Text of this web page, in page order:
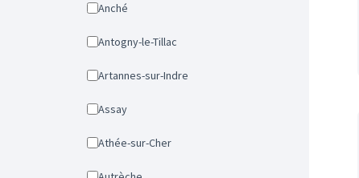
Anché
Antogny-le-Tillac
Artannes-sur-Indre
Assay
Athée-sur-Cher